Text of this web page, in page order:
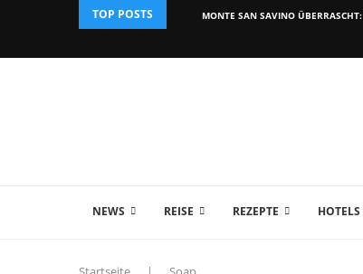
TOP POSTS MONTE SAN SAVINO
NEWS REISE REZEPTE HOTELS